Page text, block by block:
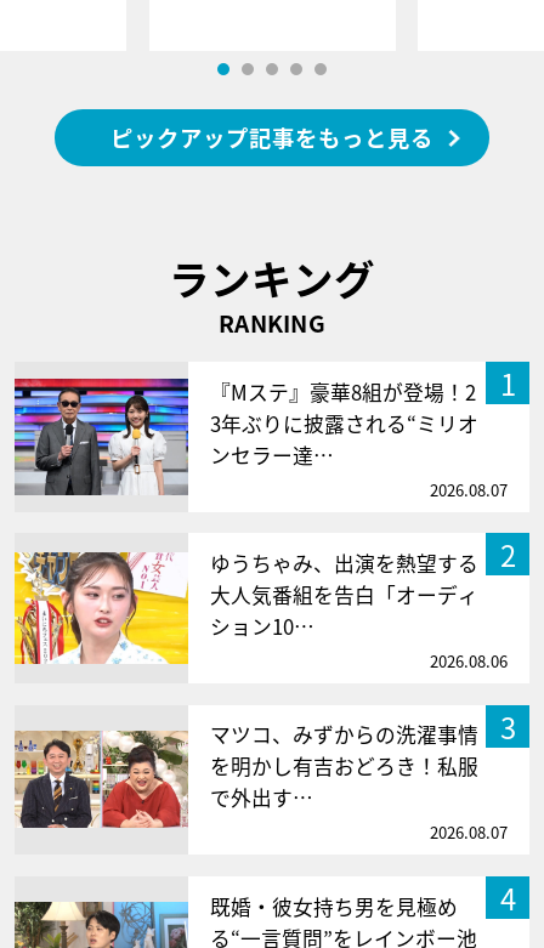
ピックアップ記事をもっと見る
ランキング
RANKING
1
『Mステ』豪華8組が登場！2
3年ぶりに披露される“ミリオ
ンセラー達…
2026.08.07
2
ゆうちゃみ、出演を熱望する
大人気番組を告白「オーディ
ション10…
2026.08.06
3
マツコ、みずからの洗濯事情
を明かし有吉おどろき！私服
で外出す…
2026.08.07
4
既婚・彼女持ち男を見極め
る“一言質問”をレインボー池